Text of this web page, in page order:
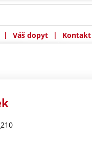
| Váš dopyt | Kontakt